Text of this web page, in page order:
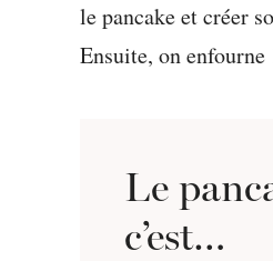
le pancake et créer
Ensuite, on
Le
c’est…